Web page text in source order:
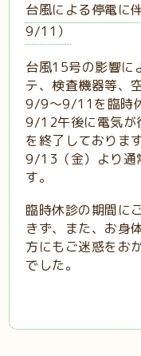
台風による停電に
9/11）
台風15号の影響に
テ、検査機器等、
9/9〜9/11を臨時
9/12午後に電気が
を終了しております
9/13（金）より通
す。
臨時休診の期間に
きず、また、お身
方にもご迷惑をお
でした。